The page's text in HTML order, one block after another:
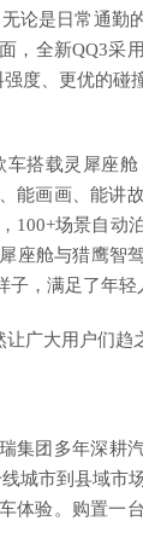
论是日常通勤
，全新QQ3采
度、更优的碰
搭载灵犀座
能画画、能讲
100+场景自动
座舱与猎鹰智
，满足了年轻
广大用户们趋
集团多年深耕
城市到县域市
体验。购置一